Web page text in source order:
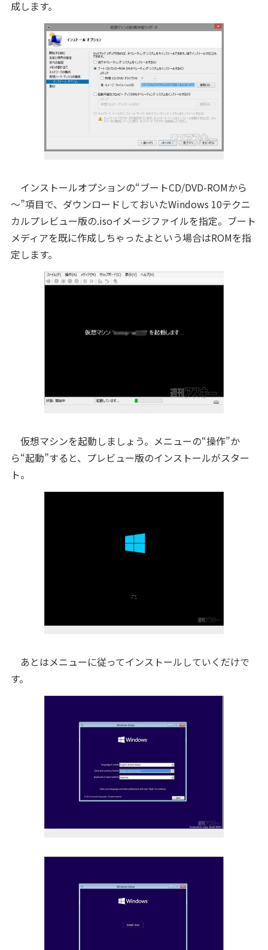
成します。
インストールオプションの“ブートCD/DVD-ROMから
～”項目で、ダウンロードしておいたWindows 10テクニ
カルプレビュー版の.isoイメージファイルを指定。ブート
メディアを既に作成しちゃったよという場合はROMを指
定します。
仮想マシンを起動しましょう。メニューの“操作”か
ら“起動”すると、プレビュー版のインストールがスター
ト。
あとはメニューに従ってインストールしていくだけで
す。